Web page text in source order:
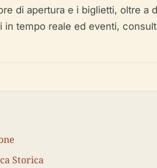
di apertura e i biglietti, oltre a
in tempo reale ed eventi,
Storica